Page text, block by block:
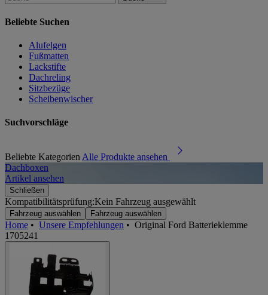
Beliebte Suchen
Alufelgen
Fußmatten
Lackstifte
Dachreling
Sitzbezüge
Scheibenwischer
Suchvorschläge
Beliebte Kategorien Alle Produkte ansehen
Dachboxen
Artikel ansehen
Schließen
Kompatibilitätsprüfung:Kein Fahrzeug ausgewählt
Fahrzeug auswählen Fahrzeug auswählen
Home • Unsere Empfehlungen • Original Ford Batterieklemme
1705241